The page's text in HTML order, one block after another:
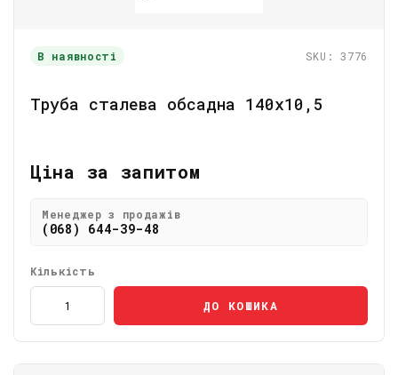
В наявності SKU: 3776
Труба сталева обсадна 140х10,5
Ціна за запитом
Менеджер з продажів
(068) 644-39-48
Кількість
ДО КОШИКА